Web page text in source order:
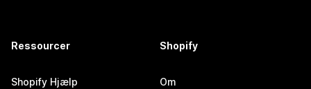
Ressourcer
Shopify Hjælp
Shopify
Om